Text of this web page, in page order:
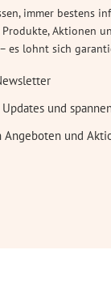
immer bestens
Aktionen
es lohnt sich
und
Angeboten und